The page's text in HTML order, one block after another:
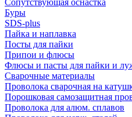
Сопутствующая оснастка
Буры
SDS-plus
Пайка и наплавка
Посты для пайки
Припои и флюсы
Флюсы и пасты для пайки и
Сварочные материалы
Проволока сварочная на
Порошковая самозащитная
Проволока для алюм. сплавов